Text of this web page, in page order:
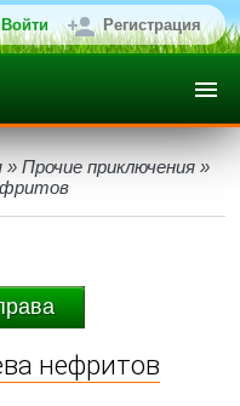
Войти Регистрация
» Прочие приключения »
нефритов